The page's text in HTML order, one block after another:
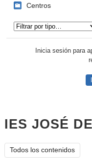
Centros
Inicia sesión para
IES JOSÉ
Todos los contenidos